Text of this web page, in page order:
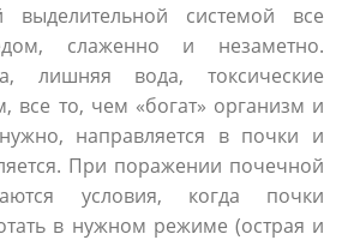
выделительной системой все
слаженно и незаметно.
лишняя вода, токсические
все то, чем «богат» организм и
направляется в почки и
При поражении почечной
условия, когда почки
в нужном режиме (острая и